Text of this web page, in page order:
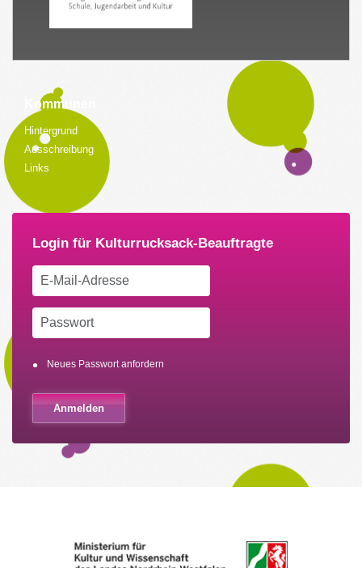
Kommunen
Hintergrund
Ausschreibung
Links
Neues Passwort anfordern